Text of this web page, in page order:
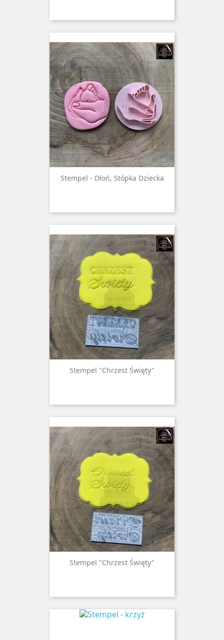
Stempel - Dłoń, Stópka Dziecka
Stempel "Chrzest Święty"
Stempel "Chrzest Święty"